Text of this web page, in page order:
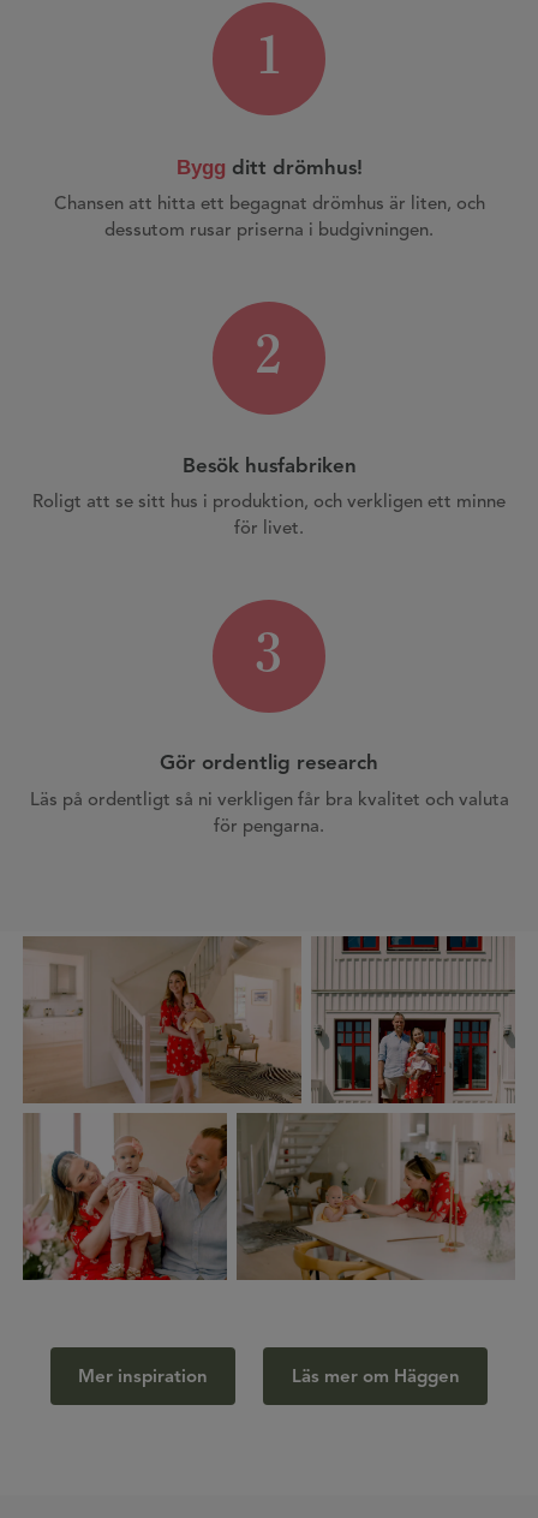
1
Bygg ditt drömhus!
Chansen att hitta ett begagnat drömhus är liten, och
dessutom rusar priserna i budgivningen.
2
Besök husfabriken
Roligt att se sitt hus i produktion, och verkligen ett minne
för livet.
3
Gör ordentlig research
Läs på ordentligt så ni verkligen får bra kvalitet och valuta
för pengarna.
Mer inspiration Läs mer om Häggen